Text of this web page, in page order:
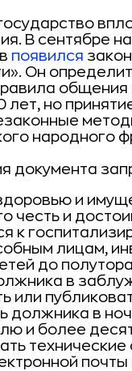
В сентябре
появился
Он
общения
лет, но
народного
документа
и
честь и
к
лицам,
до
в
или
должника в
и более
почты